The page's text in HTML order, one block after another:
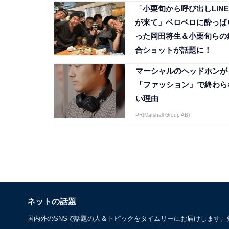
「小栗旬から呼び出しLINE
が来て」ベロベロに酔っぱ
った岡田将生＆小栗旬らの
合ショットが話題に！
マーシャルのヘッドホンが
「ファッション」で終わ
い理由
PR(Marshall Group AB)
ネットの話題
国内外のSNSで話題の人＆トピックをタイムリーにお届けします